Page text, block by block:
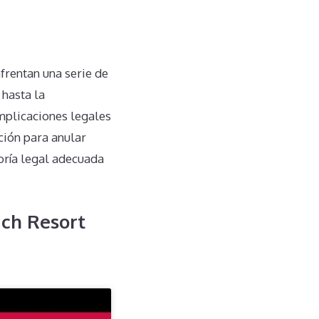
una serie de
la
legales
para anular
legal adecuada
Resort